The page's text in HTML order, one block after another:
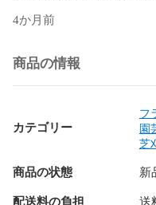
の商品となりますのでご了
い。本品は別倉庫に在庫
かかりますご了承の上ご検
※営業時間,定休日,出荷日,
4か月前
商品の情報
カテゴリー
フ
園
芝
商品の状態 新
配送料の負担 送